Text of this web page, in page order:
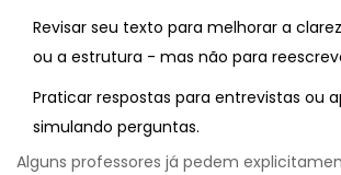
Revisar seu texto para melhorar a
ou a estrutura - mas não para
Praticar respostas para entrevistas ou
simulando perguntas.
Alguns professores já pedem